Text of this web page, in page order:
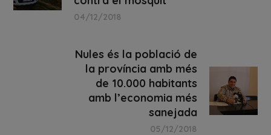
04/12/2018
Nules és la població de
la província amb més
de 10.000 habitants
amb l’economia més
sanejada
05/12/2018